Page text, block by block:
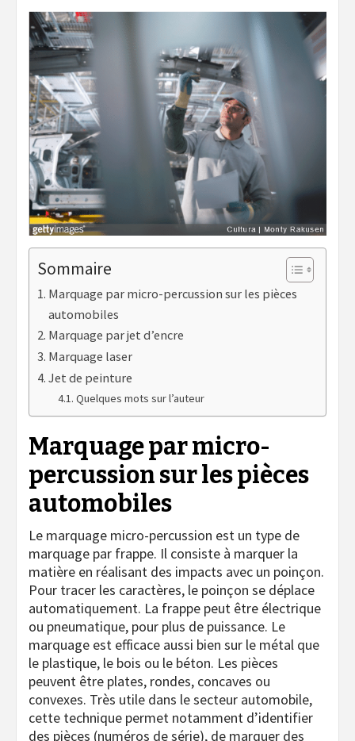
Sommaire
Marquage par micro-percussion sur les pièces
automobiles
Marquage par jet d’encre
Marquage laser
Jet de peinture
Quelques mots sur l’auteur
Marquage par micro-
percussion sur les pièces
automobiles
Le marquage micro-percussion est un type de
marquage par frappe. Il consiste à marquer la
matière en réalisant des impacts avec un poinçon.
Pour tracer les caractères, le poinçon se déplace
automatiquement. La frappe peut être électrique
ou pneumatique, pour plus de puissance. Le
marquage est efficace aussi bien sur le métal que
le plastique, le bois ou le béton. Les pièces
peuvent être plates, rondes, concaves ou
convexes. Très utile dans le secteur automobile,
cette technique permet notamment d’identifier
des pièces (numéros de série), de marquer des